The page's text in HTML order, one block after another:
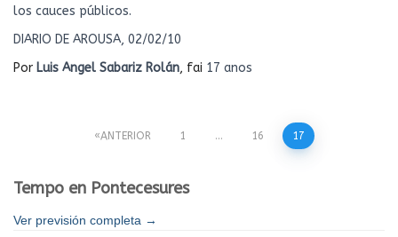
los cauces públicos.
DIARIO DE AROUSA, 02/02/10
Por Luis Angel Sabariz Rolán, fai 17 anos
Paxinación
de
entradas
ANTERIOR 1 … 16 17
Tempo en Pontecesures
Ver previsión completa →